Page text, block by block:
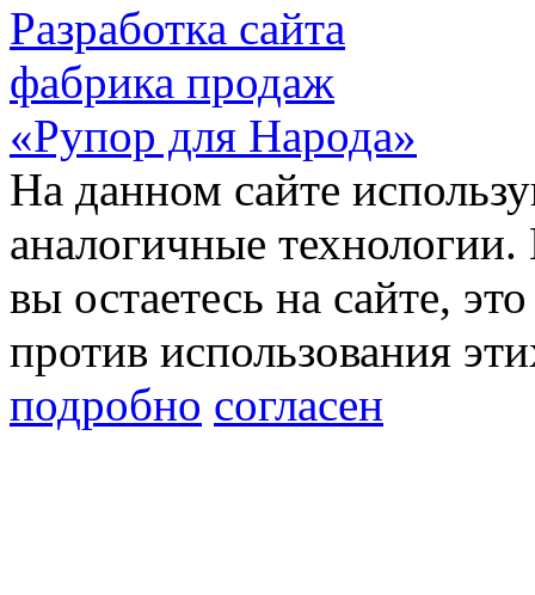
Разработка сайта
фабрика продаж
«Рупор для Народа»
На данном сайте
аналогичные
вы остаетесь на сайте,
против использования
подробно согласен